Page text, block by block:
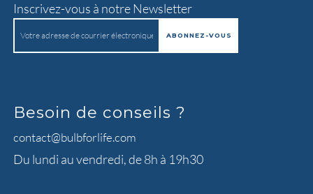
Inscrivez-vous à notre Newsletter
Besoin de conseils ?
contact@bulbforlife.com
Du lundi au vendredi, de 8h à 19h30